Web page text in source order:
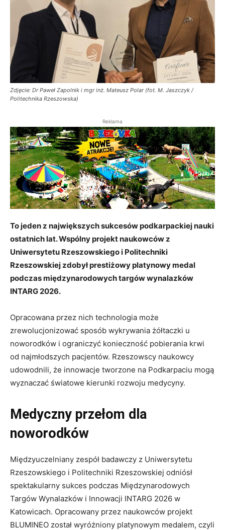
Zdjęcie: Dr Paweł Zapolnik i mgr inż. Mateusz Polar (fot. M. Jaszczyk /
Politechnika Rzeszowska)
Reklama
To jeden z największych sukcesów podkarpackiej nauki
ostatnich lat. Wspólny projekt naukowców z
Uniwersytetu Rzeszowskiego i Politechniki
Rzeszowskiej zdobył prestiżowy platynowy medal
podczas międzynarodowych targów wynalazków
INTARG 2026.
Opracowana przez nich technologia może
zrewolucjonizować sposób wykrywania żółtaczki u
noworodków i ograniczyć konieczność pobierania krwi
od najmłodszych pacjentów. Rzeszowscy naukowcy
udowodnili, że innowacje tworzone na Podkarpaciu mogą
wyznaczać światowe kierunki rozwoju medycyny.
Medyczny przełom dla
noworodków
Międzyuczelniany zespół badawczy z Uniwersytetu
Rzeszowskiego i Politechniki Rzeszowskiej odniósł
spektakularny sukces podczas Międzynarodowych
Targów Wynalazków i Innowacji INTARG 2026 w
Katowicach. Opracowany przez naukowców projekt
BLUMINEO został wyróżniony platynowym medalem, czyli